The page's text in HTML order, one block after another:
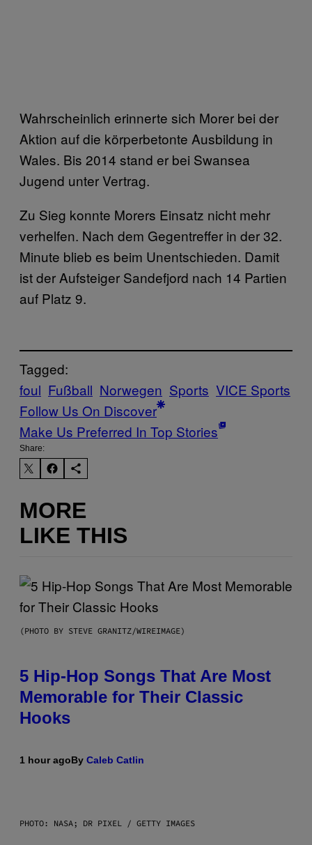
Wahrscheinlich erinnerte sich Morer bei der
Aktion auf die körperbetonte Ausbildung in
Wales. Bis 2014 stand er bei Swansea
Jugend unter Vertrag.
Zu Sieg konnte Morers Einsatz nicht mehr
verhelfen. Nach dem Gegentreffer in der 32.
Minute blieb es beim Unentschieden. Damit
ist der Aufsteiger Sandefjord nach 14 Partien
auf Platz 9.
Tagged:
foul Fußball Norwegen Sports VICE Sports
Follow Us On Discover
Make Us Preferred In Top Stories
Share:
MORE
LIKE THIS
(PHOTO BY STEVE GRANITZ/WIREIMAGE)
5 Hip-Hop Songs That Are Most
Memorable for Their Classic
Hooks
1 hour agoBy Caleb Catlin
PHOTO: NASA; DR PIXEL / GETTY IMAGES